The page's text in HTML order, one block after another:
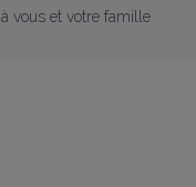
vous et votre famille